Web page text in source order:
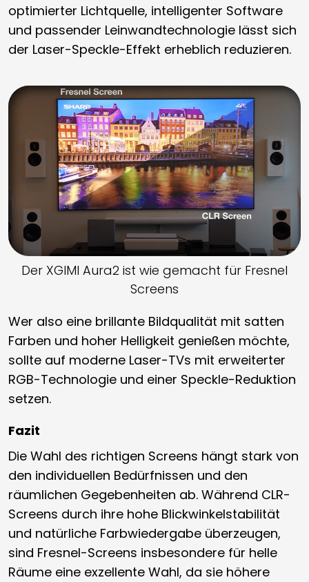
optimierter Lichtquelle, intelligenter Software
und passender Leinwandtechnologie lässt sich
der Laser-Speckle-Effekt erheblich reduzieren.
Der XGIMI Aura2 ist wie gemacht für Fresnel
Screens
Wer also eine brillante Bildqualität mit satten
Farben und hoher Helligkeit genießen möchte,
sollte auf moderne Laser-TVs mit erweiterter
RGB-Technologie und einer Speckle-Reduktion
setzen.
Fazit
Die Wahl des richtigen Screens hängt stark von
den individuellen Bedürfnissen und den
räumlichen Gegebenheiten ab. Während CLR-
Screens durch ihre hohe Blickwinkelstabilität
und natürliche Farbwiedergabe überzeugen,
sind Fresnel-Screens insbesondere für helle
Räume eine exzellente Wahl, da sie höhere